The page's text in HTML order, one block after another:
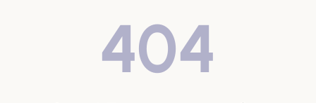
404